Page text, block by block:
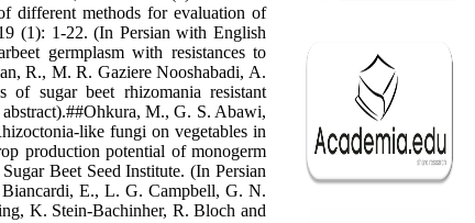
different methods for evaluation of
(1): 1-22. (In Persian with English
germplasm with resistances to
R., M. R. Gaziere Nooshabadi, A.
of sugar beet rhizomania resistant
M., G. S. Abawi,
like fungi on vegetables in
production potential of monogerm
Beet Seed Institute. (In Persian
E., L. G. Campbell, G. N.
K. Stein-Bachinher, R. Bloch and